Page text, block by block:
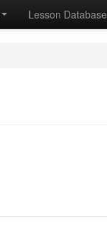
Lesson Database